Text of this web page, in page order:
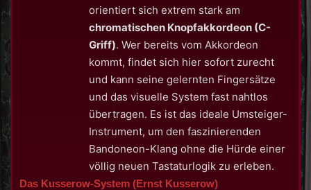
orientiert sich extrem stark am
chromatischen Knopfakkordeon (C-
Griff). Wer bereits vom Akkordeon
kommt, findet sich hier sofort zurecht
und kann seine gelernten Fingersätze
und das visuelle System fast nahtlos
übertragen. Es ist das ideale Umsteiger-
Instrument, um den faszinierenden
Bandoneon-Klang ohne die Hürde einer
völlig neuen Tastaturlogik zu erleben.
Das Kusserow-System (Ernst Kusserow)